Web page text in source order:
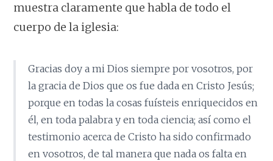
muestra claramente que habla de todo el
cuerpo de la iglesia:
Gracias doy a mi Dios siempre por vosotros, por
la gracia de Dios que os fue dada en Cristo Jesús;
porque en todas la cosas fuísteis enriquecidos en
él, en toda palabra y en toda ciencia; así como el
testimonio acerca de Cristo ha sido confirmado
en vosotros, de tal manera que nada os falta en